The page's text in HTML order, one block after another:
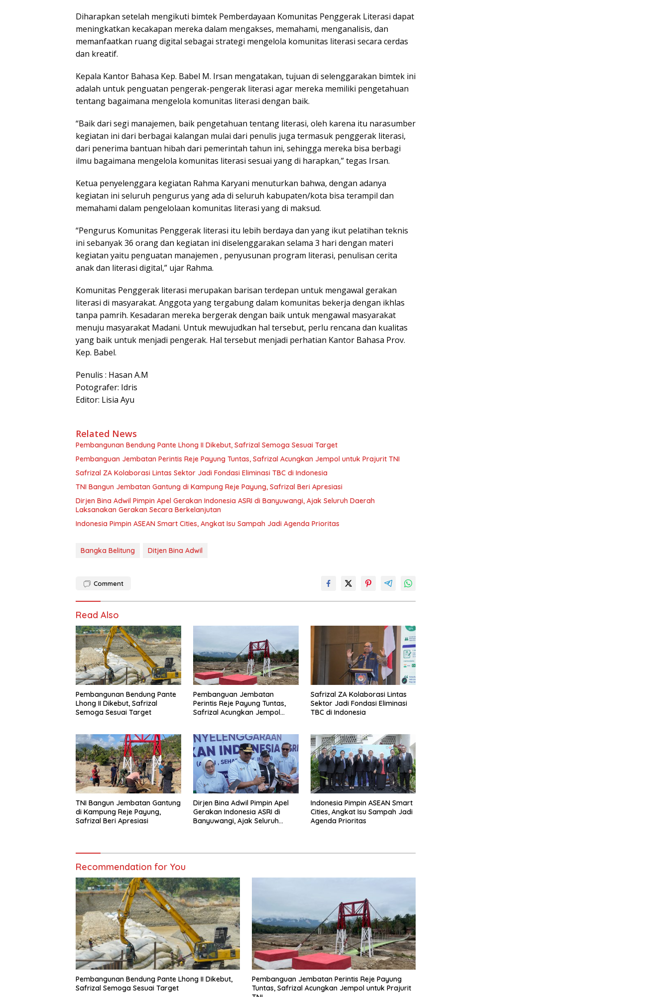
Diharapkan setelah mengikuti bimtek Pemberdayaan Komunitas Penggerak Literasi dapat
meningkatkan kecakapan mereka dalam mengakses, memahami, menganalisis, dan
memanfaatkan ruang digital sebagai strategi mengelola komunitas literasi secara cerdas
dan kreatif.
Kepala Kantor Bahasa Kep. Babel M. Irsan mengatakan, tujuan di selenggarakan bimtek ini
adalah untuk penguatan pengerak-pengerak literasi agar mereka memiliki pengetahuan
tentang bagaimana mengelola komunitas literasi dengan baik.
“Baik dari segi manajemen, baik pengetahuan tentang literasi, oleh karena itu narasumber
kegiatan ini dari berbagai kalangan mulai dari penulis juga termasuk penggerak literasi,
dari penerima bantuan hibah dari pemerintah tahun ini, sehingga mereka bisa berbagi
ilmu bagaimana mengelola komunitas literasi sesuai yang di harapkan,” tegas Irsan.
Ketua penyelenggara kegiatan Rahma Karyani menuturkan bahwa, dengan adanya
kegiatan ini seluruh pengurus yang ada di seluruh kabupaten/kota bisa terampil dan
memahami dalam pengelolaan komunitas literasi yang di maksud.
“Pengurus Komunitas Penggerak literasi itu lebih berdaya dan yang ikut pelatihan teknis
ini sebanyak 36 orang dan kegiatan ini diselenggarakan selama 3 hari dengan materi
kegiatan yaitu penguatan manajemen , penyusunan program literasi, penulisan cerita
anak dan literasi digital,” ujar Rahma.
Komunitas Penggerak literasi merupakan barisan terdepan untuk mengawal gerakan
literasi di masyarakat. Anggota yang tergabung dalam komunitas bekerja dengan ikhlas
tanpa pamrih. Kesadaran mereka bergerak dengan baik untuk mengawal masyarakat
menuju masyarakat Madani. Untuk mewujudkan hal tersebut, perlu rencana dan kualitas
yang baik untuk menjadi pengerak. Hal tersebut menjadi perhatian Kantor Bahasa Prov.
Kep. Babel.
Penulis : Hasan A.M
Potografer: Idris
Editor: Lisia Ayu
https://slotsmusecasino.co.uk/
Related News
Pembangunan Bendung Pante Lhong II Dikebut, Safrizal Semoga Sesuai Target
Pembanguan Jembatan Perintis Reje Payung Tuntas, Safrizal Acungkan Jempol untuk Prajurit TNI
Safrizal ZA Kolaborasi Lintas Sektor Jadi Fondasi Eliminasi TBC di Indonesia
TNI Bangun Jembatan Gantung di Kampung Reje Payung, Safrizal Beri Apresiasi
Dirjen Bina Adwil Pimpin Apel Gerakan Indonesia ASRI di Banyuwangi, Ajak Seluruh Daerah
Laksanakan Gerakan Secara Berkelanjutan
Indonesia Pimpin ASEAN Smart Cities, Angkat Isu Sampah Jadi Agenda Prioritas
Bangka Belitung Ditjen Bina Adwil
Comment
Read Also
Pembangunan Bendung Pante
Lhong II Dikebut, Safrizal
Semoga Sesuai Target
Pembanguan Jembatan
Perintis Reje Payung Tuntas,
Safrizal Acungkan Jempol
Safrizal ZA Kolaborasi Lintas
Sektor Jadi Fondasi Eliminasi
TBC di Indonesia
TNI Bangun Jembatan Gantung
di Kampung Reje Payung,
Safrizal Beri Apresiasi
Dirjen Bina Adwil Pimpin Apel
Gerakan Indonesia ASRI di
Banyuwangi, Ajak Seluruh
Indonesia Pimpin ASEAN Smart
Cities, Angkat Isu Sampah Jadi
Agenda Prioritas
Recommendation for You
Pembangunan Bendung Pante Lhong II Dikebut,
Safrizal Semoga Sesuai Target
Pembanguan Jembatan Perintis Reje Payung
Tuntas, Safrizal Acungkan Jempol untuk Prajurit